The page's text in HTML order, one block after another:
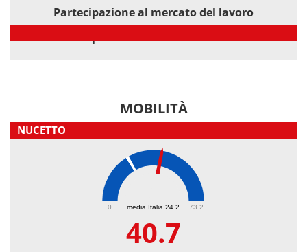
Partecipazione al mercato del lavoro
MOBILITÀ
NUCETTO
media Italia 24.2
0 73.2
40.7